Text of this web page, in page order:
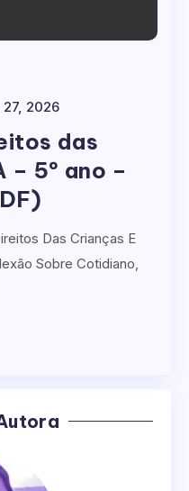
27, 2026
das
– 5º ano –
Das Crianças E
Sobre Cotidiano,